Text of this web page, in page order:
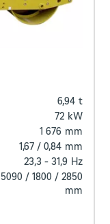
6,94 t
72 kW
1 676 mm
1,67 / 0,84 mm
23,3 - 31,9 Hz
5090 / 1800 / 2850
mm